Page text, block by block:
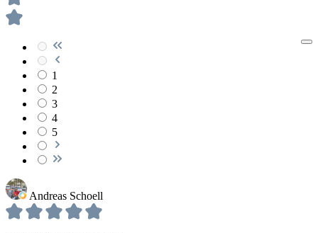
1
2
3
4
5
Andreas Schoell